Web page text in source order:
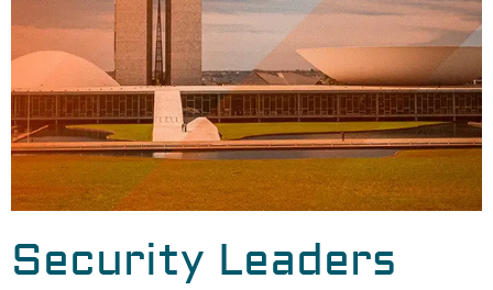
Security Leaders